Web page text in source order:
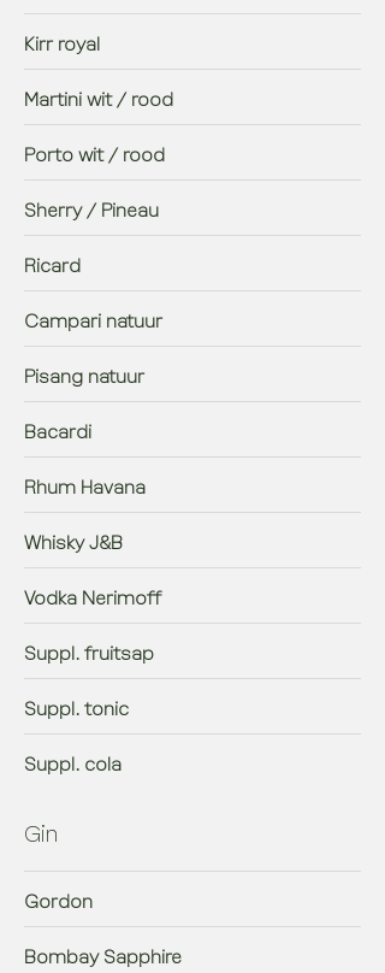
Kirr royal
Martini wit / rood
Porto wit / rood
Sherry / Pineau
Ricard
Campari natuur
Pisang natuur
Bacardi
Rhum Havana
Whisky J&B
Vodka Nerimoff
Suppl. fruitsap
Suppl. tonic
Suppl. cola
Gin
Gordon
Bombay Sapphire